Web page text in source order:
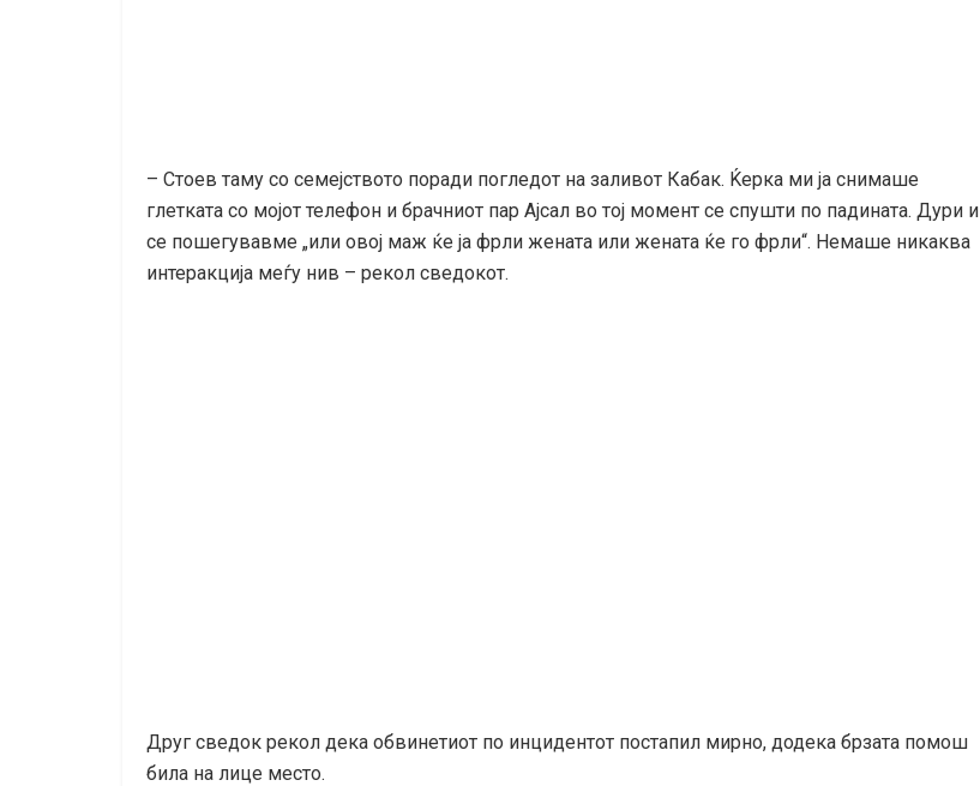
– Стоев таму со семејството поради погледот на заливот Кабак. Ќерка ми ја снимаше
глетката со мојот телефон и брачниот пар Ајсал во тој момент се спушти по падината. Дури и
се пошегувавме „или овој маж ќе ја фрли жената или жената ќе го фрли“. Немаше никаква
интеракција меѓу нив – рекол сведокот.
Друг сведок рекол дека обвинетиот по инцидентот постапил мирно, додека брзата помош
била на лице место.